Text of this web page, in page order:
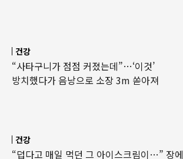
건강
“사타구니가 점점 커졌는데”…‘이것’
방치했다가 음낭으로 소장 3m 쏟아져
건강
“덥다고 매일 먹던 그 아이스크림이…” 장에